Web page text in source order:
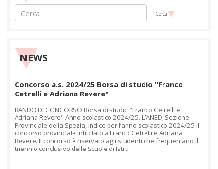
Cerca
NEWS
Concorso a.s. 2024/25 Borsa di studio "Franco
Cetrelli e Adriana Revere"
BANDO DI CONCORSO Borsa di studio "Franco Cetrelli e
Adriana Revere" Anno scolastico 2024/25. L’ANED, Sezione
Provinciale della Spezia, indice per l’anno scolastico 2024/25 il
concorso provinciale intitolato a Franco Cetrelli e Adriana
Revere. Il concorso è riservato agli studenti che frequentano il
triennio conclusivo delle Scuole di Istru